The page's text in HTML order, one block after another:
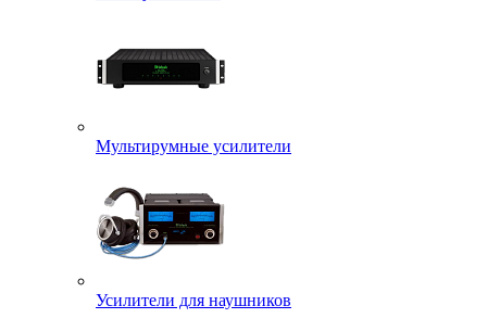
Мультирумные усилители
Усилители для наушников